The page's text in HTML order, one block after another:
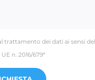
trattamento dei dati ai sensi
n. 2016/679*